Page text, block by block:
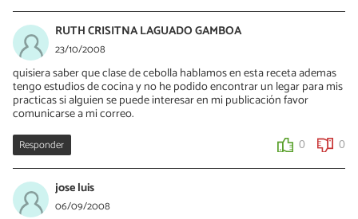
RUTH CRISITNA LAGUADO GAMBOA
23/10/2008
quisiera saber que clase de cebolla hablamos en esta receta ademas
tengo estudios de cocina y no he podido encontrar un legar para mis
practicas si alguien se puede interesar en mi publicación favor
comunicarse a mi correo.
Responder 0 0
jose luis
06/09/2008